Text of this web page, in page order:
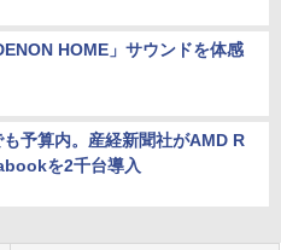
HOME」サウンドを体感
予算内。産経新聞社がAMD R
を2千台導入